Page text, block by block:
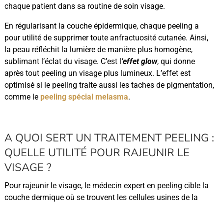
chaque patient dans sa routine de soin visage.
En régularisant la couche épidermique, chaque peeling a
pour utilité de supprimer toute anfractuosité cutanée. Ainsi,
la peau réfléchit la lumière de manière plus homogène,
sublimant l’éclat du visage. C’est l ’effet glow, qui donne
après tout peeling un visage plus lumineux. L’effet est
optimisé si le peeling traite aussi les taches de pigmentation,
comme le peeling spécial melasma.
A QUOI SERT UN TRAITEMENT PEELING :
QUELLE UTILITÉ POUR RAJEUNIR LE
VISAGE ?
Pour rajeunir le visage, le médecin expert en peeling cible la
couche dermique où se trouvent les cellules usines de la